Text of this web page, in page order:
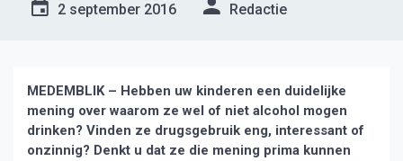
2 september 2016 Redactie
MEDEMBLIK – Hebben uw kinderen een duidelijke
mening over waarom ze wel of niet alcohol mogen
drinken? Vinden ze drugsgebruik eng, interessant of
onzinnig? Denkt u dat ze die mening prima kunnen